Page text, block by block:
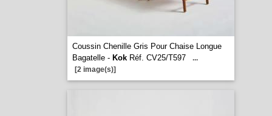
Coussin Chenille Gris Pour Chaise Longue
Bagatelle - KokRéf. CV25/T597
...
[2 image(s)]